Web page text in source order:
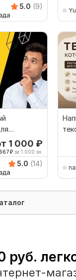
5.0 (9)
1 000 ₽
₽ за 1 000 зн.
5.0 (14)
руб.